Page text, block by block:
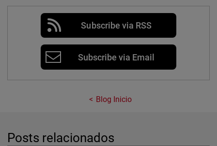
Subscribe via RSS
Subscribe via Email
Blog Inicio
Posts relacionados